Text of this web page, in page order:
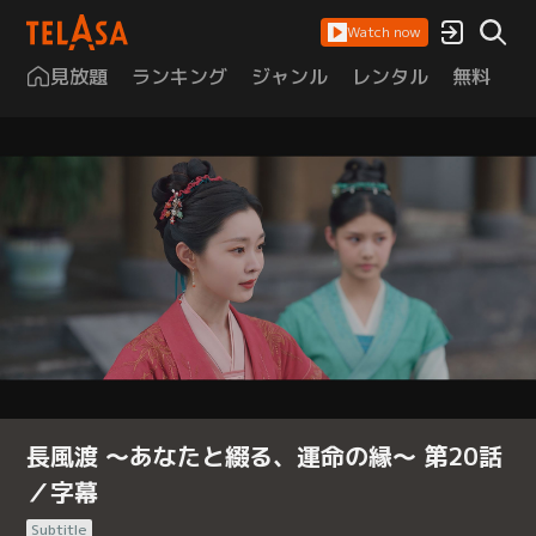
Watch now
見放題 ランキング ジャンル レンタル 無料
長風渡 ～あなたと綴る、運命の縁～ 第20話
／字幕
Subtitle